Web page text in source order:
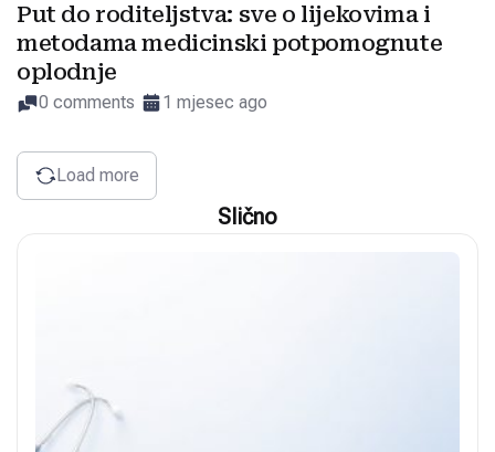
Put do roditeljstva: sve o lijekovima i
metodama medicinski potpomognute
oplodnje
0 comments 1 mjesec ago
Load more
Slično